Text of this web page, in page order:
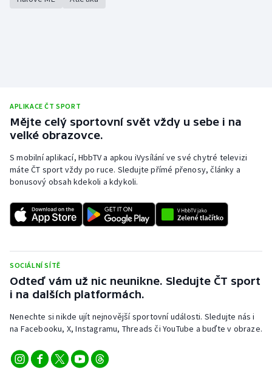
APLIKACE ČT SPORT
Mějte celý sportovní svět vždy u sebe i na
velké obrazovce.
S mobilní aplikací, HbbTV a apkou iVysílání ve své chytré televizi
máte ČT sport vždy po ruce. Sledujte přímé přenosy, články a
bonusový obsah kdekoli a kdykoli.
SOCIÁLNÍ SÍTĚ
Odteď vám už nic neunikne. Sledujte ČT sport
i na dalších platformách.
Nenechte si nikde ujít nejnovější sportovní události. Sledujte nás i
na Facebooku, X, Instagramu, Threads či YouTube a buďte v obraze.